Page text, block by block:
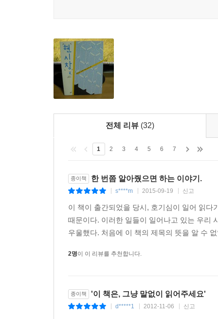
아직까지 빈곤층이 모여 사는 밀집 지역, 영구임대
자신이 왜 잘 안 씻게 됐는지도 “모른다.” 지금 뭐
기처럼 옹알대며 작게 말한다. “세상에 어떤 직업
직업은 미싱사뿐이다. 아버지가 오래 해온 일이
영구임대아파트단지에서 또다른 10대를 만났다.
있는 미숙이는 한때 미대 진학을 꿈꿨다. 하지만
어디든 취업해서 돈을 벌길 바란다. 그곳이 어디
다. 미술 수업 재료비 22만 원을 구하기 위해 어
어 저녁을 먹지 못한다. 학교 저녁 급식을 먹으려
차피 대학도 못 갈 텐데 이제 입시 미술은 그만
「2-5 영구임대아파트의 회색빛 꿈」
0년 동안 장 씨는 언제나 성실하게 일했지만 가
기 때문이다. 그런데 장 씨는 아팠고, 결국 일을
위트와 유머가 가득하다. 이는 텍스트 전반에
상상과 성찰을 채워넣을 수 있게끔 돕는다.
전체 리뷰 (32)
1 2 3 4 5 6 7
종이책 한 번쯤 알아줬으면 하는 이야기.
s****m 2015-09-19 신고
이 책이 출간되었을 당시, 호기심이 일어 읽
때문이다. 이러한 일들이 일어나고 있는 우리
우울했다. 처음에 이 책의 제목의 뜻을 알 수
2명이 이 리뷰를 추천합니다.
종이책 '이 책은, 그냥 말없이 읽어주세요'
d*****1 2012-11-06 신고